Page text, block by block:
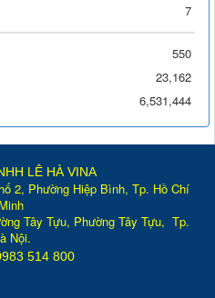
7
550
23,162
6,531,444
LÊ HÀ VINA
2, Phường Hiệp Bình, Tp. Hồ Chí
Minh
Tây Tựu, Phường Tây Tựu, Tp.
Nội.
514 800